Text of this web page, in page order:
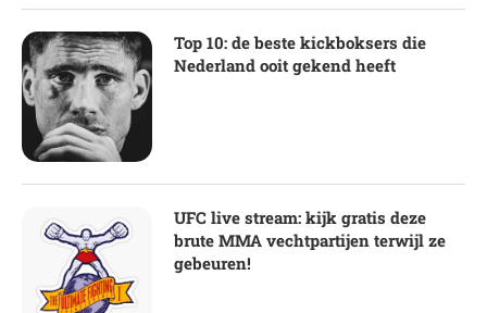
Top 10: de beste kickboksers die
Nederland ooit gekend heeft
UFC live stream: kijk gratis deze
brute MMA vechtpartijen terwijl ze
gebeuren!